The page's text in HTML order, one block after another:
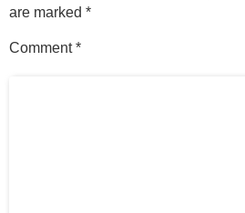
are marked *
Comment*